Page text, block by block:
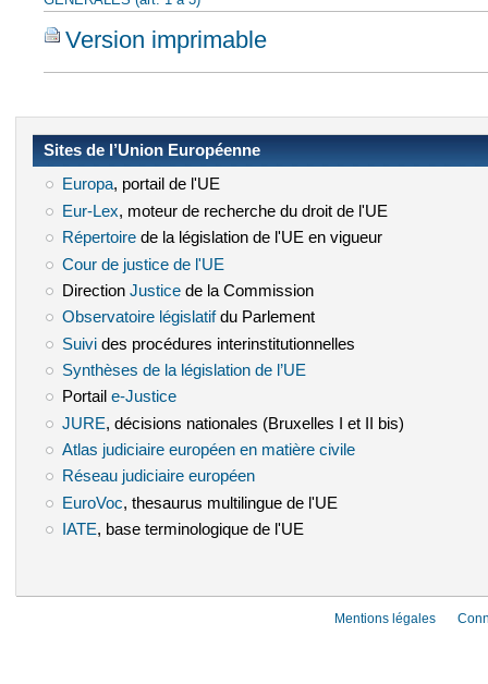
Version imprimable
Sites de l’Union Européenne
Europa(le lien est externe)
, portail de l'UE
Eur-Lex (le lien est externe)
, moteur de recherche du droit de l'UE
Répertoire(le lien est externe)
de la législation de l'UE en vigueur
Cour de justice de l'UE
Direction Justice(le lien est externe)
de la Commission
Observatoire législatif(le lien est externe)
du Parlement
Suivi(le lien est externe)
des procédures interinstitutionnelles
Synthèses de la législation de l’UE
Portail e-Justice(le lien est externe)
JURE (le lien est externe)
, décisions nationales (Bruxelles I et II bis)
Atlas judiciaire européen en matière civile(le lien est externe)
Réseau judiciaire européen(le lien est externe)
EuroVoc (le lien est externe)
, thesaurus multilingue de l'UE
IATE(le lien est externe)
, base terminologique de l'UE
Mentions légales